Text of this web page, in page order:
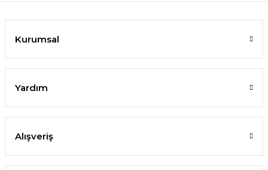
Kurumsal
Yardım
Alışveriş